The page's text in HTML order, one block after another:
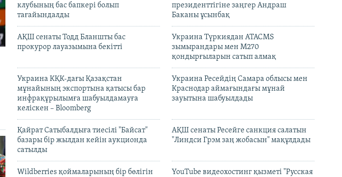
клубының бас бапкері болып
тағайындалды
президенттігіне заңгер Андраш
Баканы ұсынбақ
АҚШ сенаты Тодд Бланшты бас
прокурор лауазымына бекітті
Украина Түркиядан ATACMS
зымырандары мен M270
қондырғыларын сатып алмақ
Украина КҚК-дағы Қазақстан
мұнайының экспортына қатысы бар
инфрақұрылымға шабуылдамауға
келіскен – Bloomberg
Украина Ресейдің Самара облысы мен
Краснодар аймағындағы мұнай
зауытына шабуылдады
Қайрат Сатыбалдыға тиесілі "Байсат"
базары бір жылдан кейін аукционда
сатылды
АҚШ сенаты Ресейге санкция салатын
"Линдси Грэм заң жобасын" мақұлдады
Wildberries қоймаларының бір бөлігін
YouTube видеохостинг қызметі "Русская